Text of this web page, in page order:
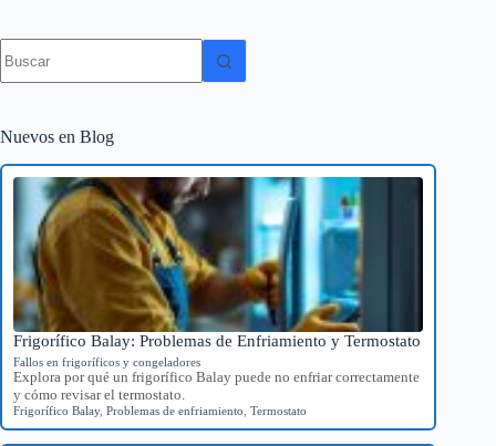
resultados
Nuevos en Blog
Frigorífico Balay: Problemas de Enfriamiento y Termostato
Fallos en frigoríficos y congeladores
Explora por qué un frigorífico Balay puede no enfriar correctamente
y cómo revisar el termostato.
Frigorífico Balay, Problemas de enfriamiento Termostato